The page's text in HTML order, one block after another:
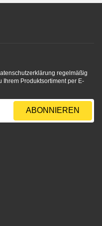
regelmäßig
Produktsortiment per E-
ABONNIEREN